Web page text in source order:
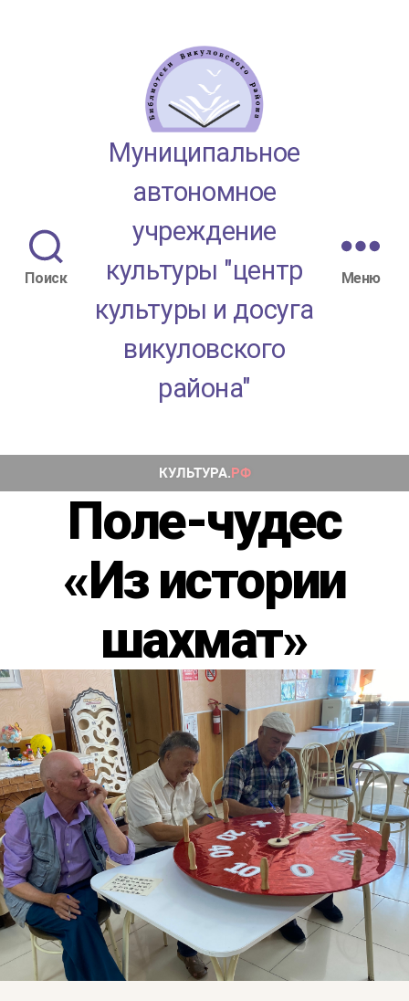
Поиск
МАУК
"ЦКД
района"
Муниципальное
автономное
учреждение
культуры "центр
культуры и досуга
викуловского
района"
Меню
Поле-чудес
«Из истории
шахмат»